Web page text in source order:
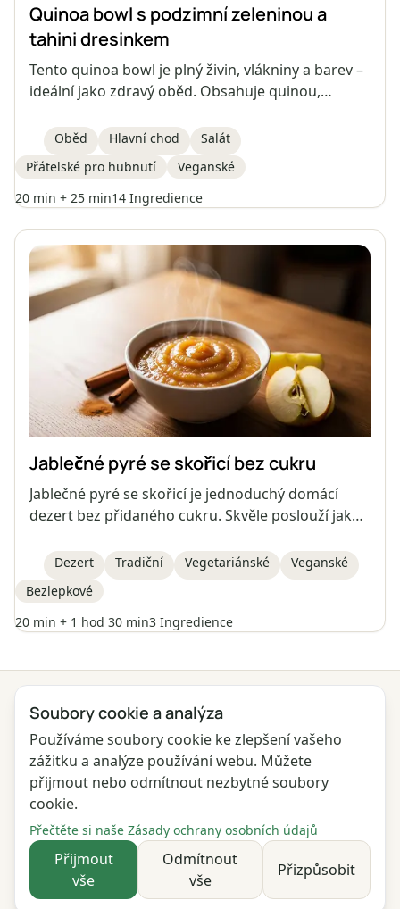
Quinoa bowl s podzimní zeleninou a
tahini dresinkem
Tento quinoa bowl je plný živin, vlákniny a barev –
ideální jako zdravý oběd. Obsahuje quinou,
naklíčená dýňová semínka. Vše je doplněno
domácím tahini dresinkem, který dodá krémovost
a chuť. Skvělá volba pro hubnutí nebo pro
každého, kdo hledá syté rostlinné jídlo.
Oběd Hlavní chod
Salát
Přátelské pro hubnutí
Veganské
20 min + 25 min14 Ingredience
Jablečné pyré se skořicí bez cukru
Jablečné pyré se skořicí je jednoduchý domácí
dezert bez přidaného cukru. Skvěle poslouží jako
si ho připravit do zásoby a uchovávat delší dobu.
Dezert Tradiční Vegetariánské
Veganské
Bezlepkové
20 min + 1 hod 30 min3 Ingredience
← Všechny kategorie
Ochrana osobních údajůPodmínky BlogZpětná vazba
Seznam změnNastavení souborů cookie
English
Deutsch
Italiano Español
Русский
Українська
Čeština
Soubory cookie a analýza
Používáme soubory cookie ke zlepšení vašeho
zážitku a analýze používání webu. Můžete
přijmout nebo odmítnout nezbytné soubory
cookie.
Přečtěte si naše Zásady ochrany osobních údajů
Přijmout
vše
Odmítnout
vše
Přizpůsobit